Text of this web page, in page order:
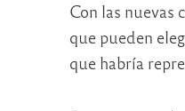
Con las nuevas
que pueden
que habría